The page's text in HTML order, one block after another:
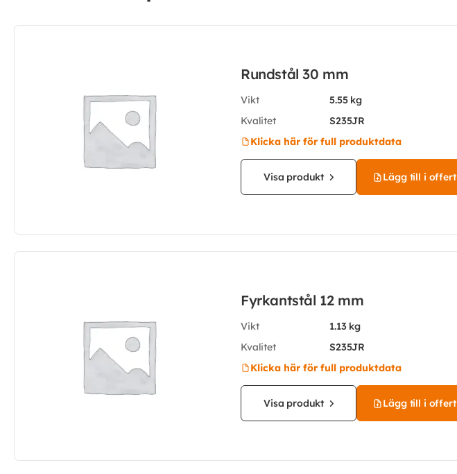
Rundstål 30 mm
Vikt
5.55 kg
Kvalitet
S235JR
Klicka här för full produktdata
Visa produkt Lägg till i offert
Fyrkantstål 12 mm
Vikt
1.13 kg
Kvalitet
S235JR
Klicka här för full produktdata
Visa produkt Lägg till i offert